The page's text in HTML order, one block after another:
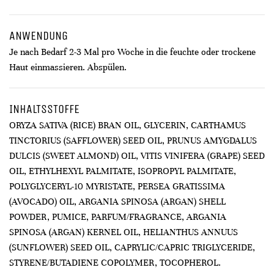
ANWENDUNG
Je nach Bedarf 2-3 Mal pro Woche in die feuchte oder trockene
Haut einmassieren. Abspülen.
INHALTSSTOFFE
ORYZA SATIVA (RICE) BRAN OIL, GLYCERIN, CARTHAMUS
TINCTORIUS (SAFFLOWER) SEED OIL, PRUNUS AMYGDALUS
DULCIS (SWEET ALMOND) OIL, VITIS VINIFERA (GRAPE) SEED
OIL, ETHYLHEXYL PALMITATE, ISOPROPYL PALMITATE,
POLYGLYCERYL-10 MYRISTATE, PERSEA GRATISSIMA
(AVOCADO) OIL, ARGANIA SPINOSA (ARGAN) SHELL
POWDER, PUMICE, PARFUM/FRAGRANCE, ARGANIA
SPINOSA (ARGAN) KERNEL OIL, HELIANTHUS ANNUUS
(SUNFLOWER) SEED OIL, CAPRYLIC/CAPRIC TRIGLYCERIDE,
STYRENE/BUTADIENE COPOLYMER, TOCOPHEROL.